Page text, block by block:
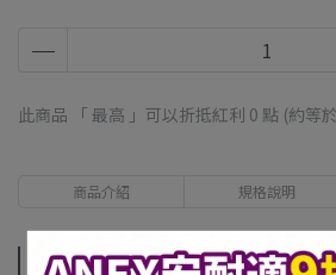
此商品 「 最高 」可以折抵紅利 0 點 (約等於
商品介紹 規格說明
商品介紹